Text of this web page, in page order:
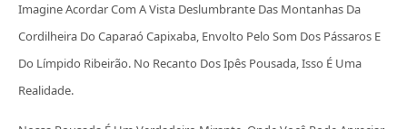
Imagine Acordar Com A Vista Deslumbrante Das Montanhas Da
Cordilheira Do Caparaó Capixaba, Envolto Pelo Som Dos Pássaros E
Do Límpido Ribeirão. No Recanto Dos Ipês Pousada, Isso É Uma
Realidade.